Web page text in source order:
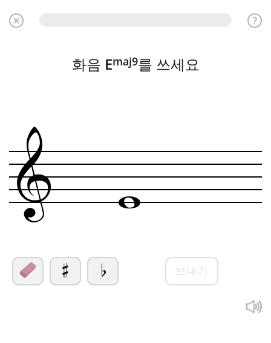
화음 Emaj9를 쓰세요
& w
보내기